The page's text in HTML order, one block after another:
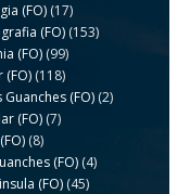
(FO) (17)
(FO) (153)
(FO) (99)
(FO) (118)
Guanches (FO) (2)
(FO) (7)
(8)
(FO) (4)
(FO) (45)